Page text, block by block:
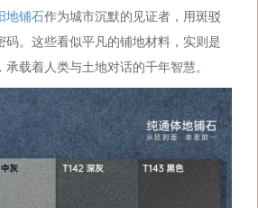
地铺石作为城市沉默的见证者，用斑驳
码。这些看似平凡的铺地材料，实则是
载着人类与土地对话的千年智慧。